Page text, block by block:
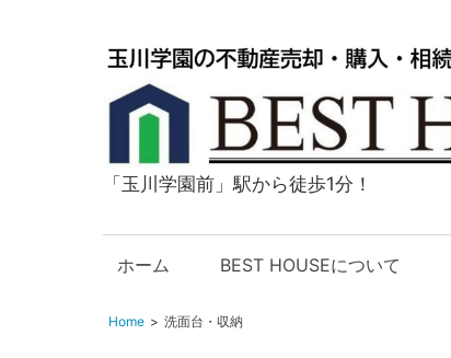
玉
学
の
「玉川学園前」駅から徒歩1分！
ホーム BEST HOUSEについて
Home 洗面台・収納